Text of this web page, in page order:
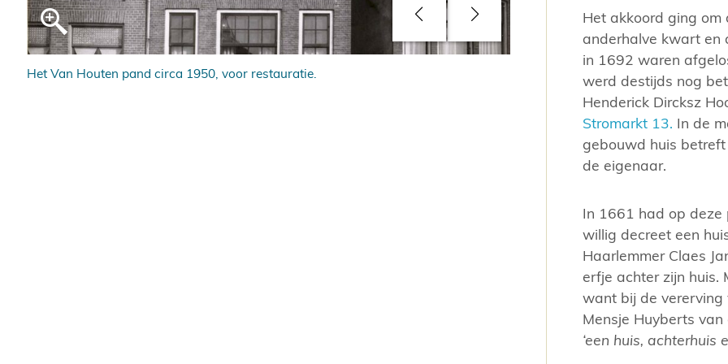
Het Van Houten pand circa 1950, voor restauratie.
Stromarkt met links nummer 5 circa
Het akkoord ging
anderhalve kwart en
in 1692 waren
werd destijds nog
Henderick Dircksz
Stromarkt 13. In de
gebouwd huis
de eigenaar.
In 1661 had op deze
willig decreet een
Haarlemmer Claes
erfje achter zijn huis.
want bij de vererving
Mensje Huyberts
‘een huis, achterhuis